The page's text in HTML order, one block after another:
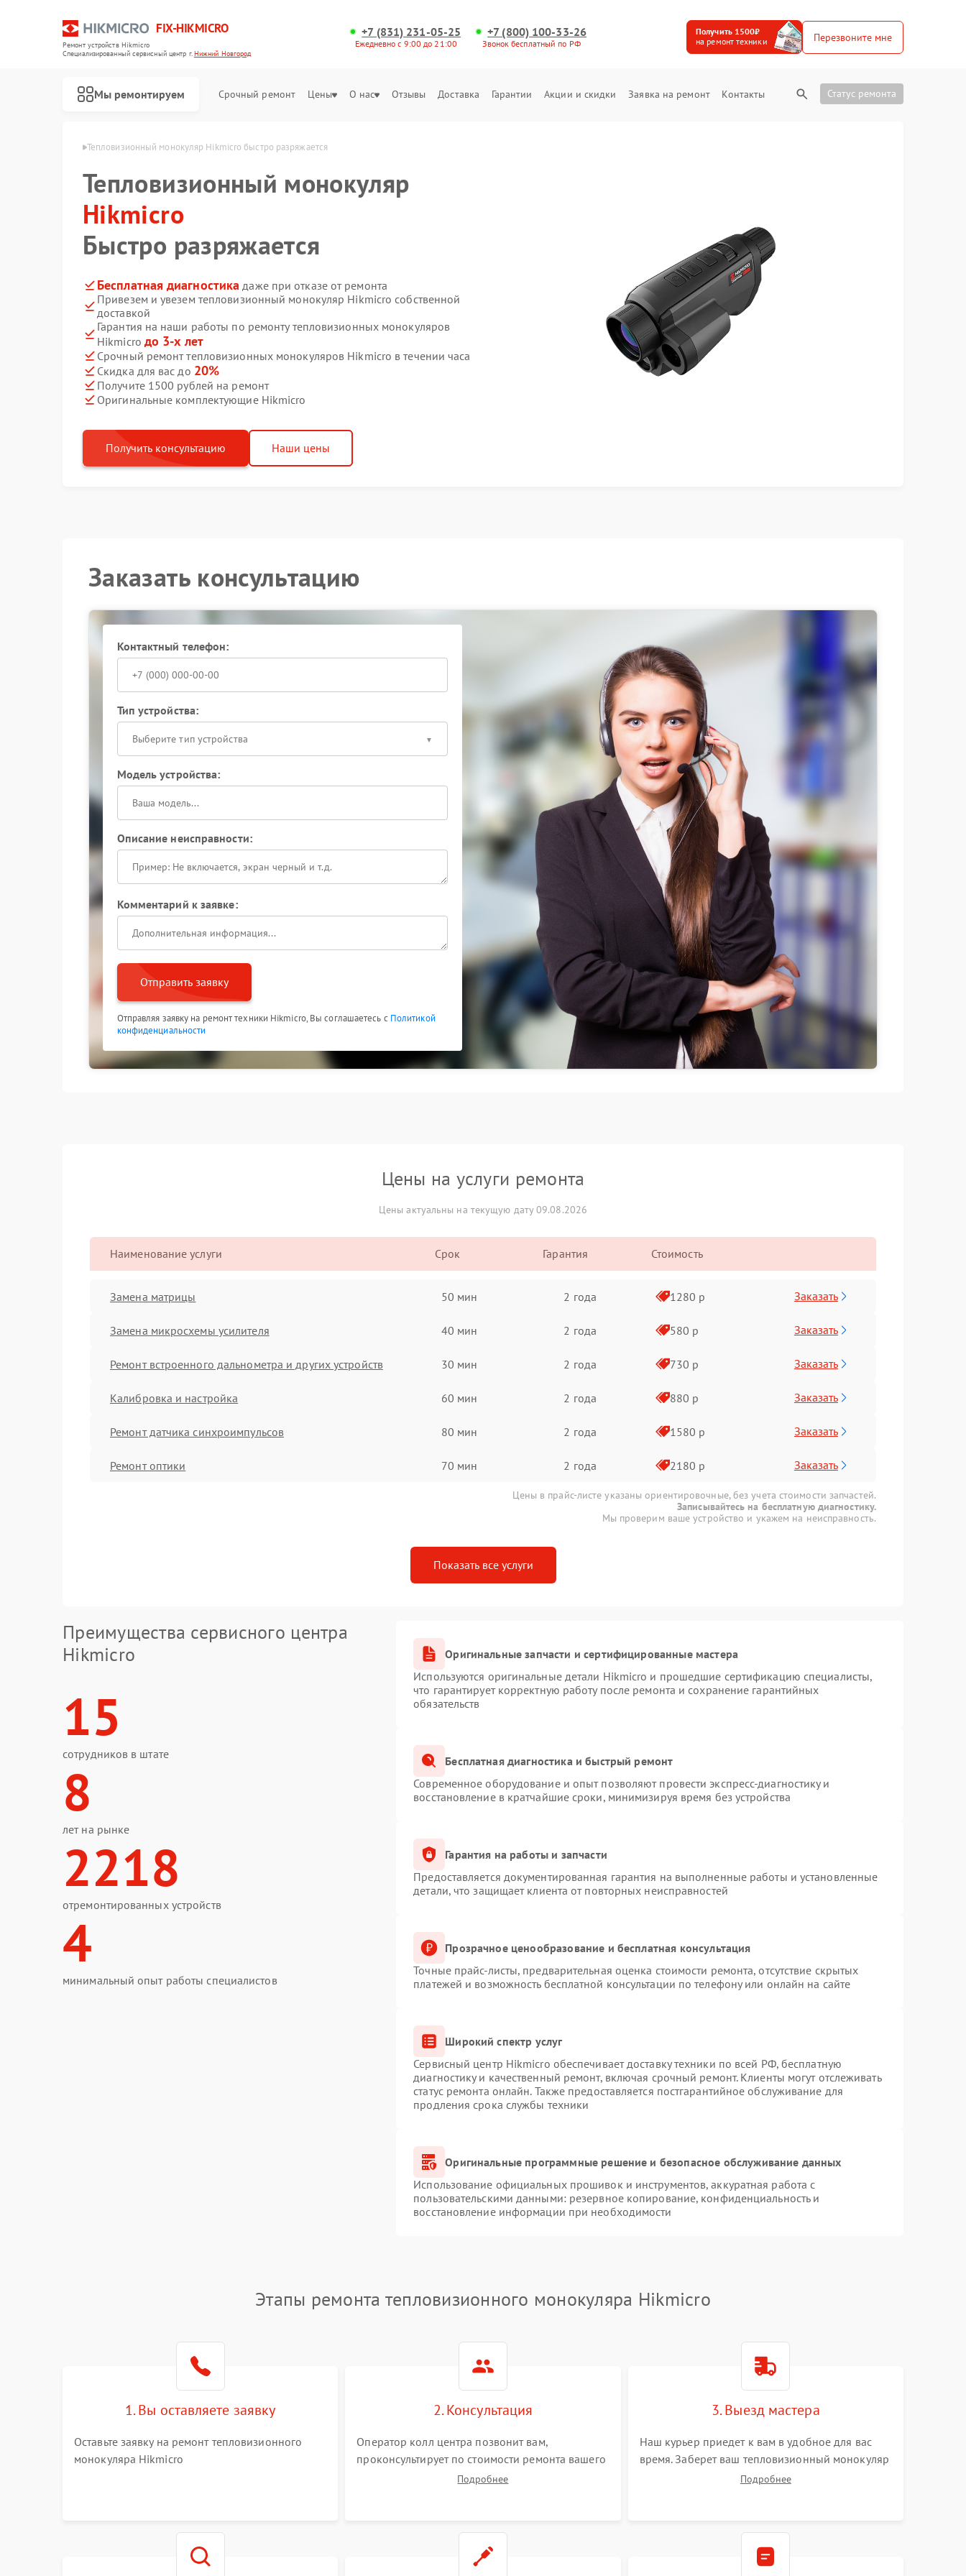
FIX-HIKMICRO
Ремонт устройств Hikmicro
Специализированный cервисный центр г.Нижний Новгород
+7 (831) 231-05-25
Ежедневно с 9:00 до 21:00
+7 (800) 100-33-26
Звонок бесплатный по РФ
Получить 1500₽
на ремонт техники
Перезвоните мне
Мы ремонтируем Срочный ремонт Цены О нас Отзывы Доставка Гарантии Акции и скидки Заявка на ремонт Контакты Статус ремонта
Тепловизионный монокуляр Hikmicro быстро разряжается
Тепловизионный монокуляр
Hikmicro
Быстро разряжается
Бесплатная диагностика даже при отказе от ремонта
Привезем и увезем тепловизионный монокуляр Hikmicro собственной
доставкой
Гарантия на наши работы по ремонту тепловизионных монокуляров
Hikmicro до 3-х лет
Срочный ремонт тепловизионных монокуляров Hikmicro в течении часа
Скидка для вас до 20%
Получите 1500 рублей на ремонт
Оригинальные комплектующие Hikmicro
Получить консультацию Наши цены
Заказать консультацию
Контактный телефон:
Тип устройства:
Выберите тип устройства
Модель устройства:
Описание неисправности:
Комментарий к заявке:
Отправить заявку
Отправляя заявку на ремонт техники Hikmicro, Вы соглашаетесь с Политикой
конфиденциальности
Цены на услуги ремонта
Цены актуальны на текущую дату 09.08.2026
Наименование услуги Срок Гарантия Стоимость
Замена матрицы 50 мин 2 года 1280 р Заказать
Замена микросхемы усилителя 40 мин 2 года 580 р Заказать
Ремонт встроенного дальнометра и других устройств 30 мин 2 года 730 р Заказать
Калибровка и настройка 60 мин 2 года 880 р Заказать
Ремонт датчика синхроимпульсов 80 мин 2 года 1580 р Заказать
Ремонт оптики 70 мин 2 года 2180 р Заказать
Цены в прайс-листе указаны ориентировочные, без учета стоимости запчастей.
Записывайтесь на бесплатную диагностику.
Мы проверим ваше устройство и укажем на неисправность.
Показать все услуги
Преимущества сервисного центра
Hikmicro
15
сотрудников в штате
8
лет на рынке
2218
отремонтированных устройств
4
минимальный опыт работы специалистов
Оригинальные запчасти и сертифицированные мастера
Используются оригинальные детали Hikmicro и прошедшие сертификацию специалисты,
что гарантирует корректную работу после ремонта и сохранение гарантийных
обязательств
Бесплатная диагностика и быстрый ремонт
Современное оборудование и опыт позволяют провести экспресс-диагностику и
восстановление в кратчайшие сроки, минимизируя время без устройства
Гарантия на работы и запчасти
Предоставляется документированная гарантия на выполненные работы и установленные
детали, что защищает клиента от повторных неисправностей
Прозрачное ценообразование и бесплатная консультация
Точные прайс-листы, предварительная оценка стоимости ремонта, отсутствие скрытых
платежей и возможность бесплатной консультации по телефону или онлайн на сайте
Широкий спектр услуг
Сервисный центр Hikmicro обеспечивает доставку техники по всей РФ, бесплатную
диагностику и качественный ремонт, включая срочный ремонт. Клиенты могут отслеживать
статус ремонта онлайн. Также предоставляется постгарантийное обслуживание для
продления срока службы техники
Оригинальные программные решение и безопасное обслуживание данных
Использование официальных прошивок и инструментов, аккуратная работа с
пользовательскими данными: резервное копирование, конфиденциальность и
восстановление информации при необходимости
Этапы ремонта тепловизионного монокуляра Hikmicro
1. Вы оставляете заявку
Оставьте заявку на ремонт тепловизионного
монокуляра Hikmicro
2. Консультация
Оператор колл центра позвонит вам,
проконсультирует по стоимости ремонта вашего
тепловизионного монокуляра а также ответит
Подробнее
3. Выезд мастера
Наш курьер приедет к вам в удобное для вас
время. Заберет ваш тепловизионный монокуляр
и привезет на склад для диагностики.
Подробнее